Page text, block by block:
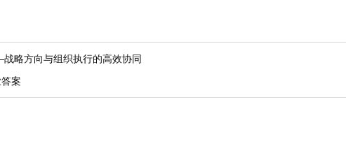
略方向与组织执行的高效协同
案